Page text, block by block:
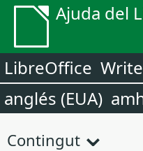
Ajuda del
LibreOffice
anglés (EUA)
Contingut